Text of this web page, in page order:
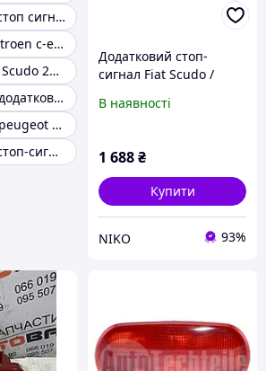
Додатковий стоп сигнал citroen berlingo
Стоп лівий citroen c-elysee
Задні ліхтарі Scudo 2007
Стоп сигнал додатковий peugeot 3008
Стоп сигнал peugeot 3008
Додатковий стоп-сигнал fiat ducato
Додатковий стоп-
сигнал Fiat Scudo /
Expert 1995-2006
(Німеччина)
В наявності
1 688₴
Купити
NIKO 93%